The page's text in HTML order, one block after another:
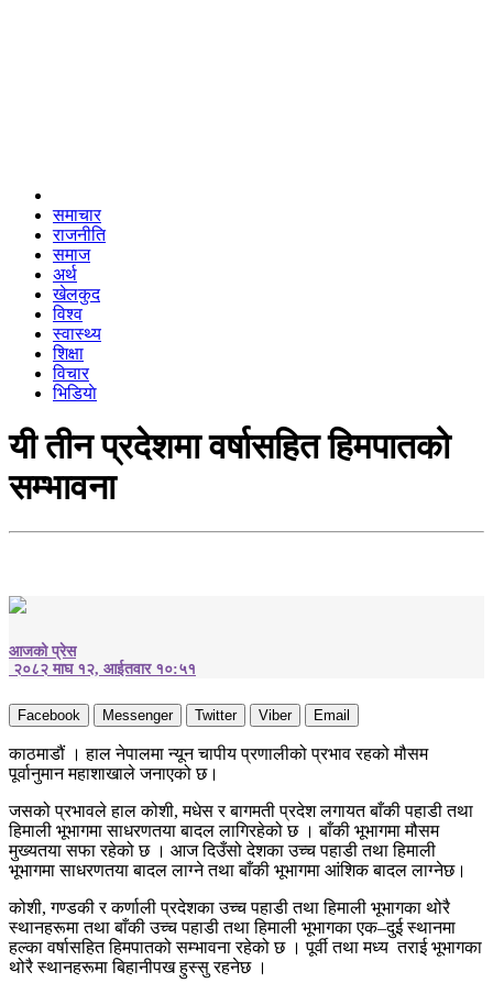
समाचार
राजनीति
समाज
अर्थ
खेलकुद
विश्व
स्वास्थ्य
शिक्षा
विचार
भिडियाे
यी तीन प्रदेशमा वर्षासहित हिमपातको
सम्भावना
आजको प्रेस
२०८२ माघ १२, आईतवार १०:५१
Facebook Messenger Twitter Viber Email
काठमाडौं । हाल नेपालमा न्यून चापीय प्रणालीको प्रभाव रहको मौसम
पूर्वानुमान महाशाखाले जनाएको छ।
जसको प्रभावले हाल कोशी, मधेस र बागमती प्रदेश लगायत बाँकी पहाडी तथा
हिमाली भूभागमा साधरणतया बादल लागिरहेको छ । बाँकी भूभागमा मौसम
मुख्यतया सफा रहेको छ । आज दिउँसो देशका उच्च पहाडी तथा हिमाली
भूभागमा साधरणतया बादल लाग्ने तथा बाँकी भूभागमा आंशिक बादल लाग्नेछ।
कोशी, गण्डकी र कर्णाली प्रदेशका उच्च पहाडी तथा हिमाली भूभागका थोरै
स्थानहरूमा तथा बाँकी उच्च पहाडी तथा हिमाली भूभागका एक–दुई स्थानमा
हल्का वर्षासहित हिमपातको सम्भावना रहेको छ । पूर्वी तथा मध्य तराई भूभागका
थोरै स्थानहरूमा बिहानीपख हुस्सु रहनेछ ।